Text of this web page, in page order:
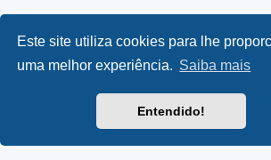
Este site utiliza cookies para lhe
uma melhor experiência. Saiba mais
Entendido!